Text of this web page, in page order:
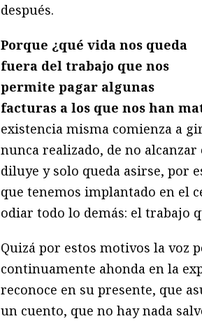
después.
Porque ¿qué vida nos queda
fuera del trabajo que nos
permite pagar algunas
facturas a los que nos han
existencia misma comienza a
nunca realizado, de no
diluye y solo queda asirse, por
que tenemos implantado en el
odiar todo lo demás: el trabajo
Quizá por estos motivos la voz
continuamente ahonda en la
reconoce en su presente, que
un cuento, que no hay nada